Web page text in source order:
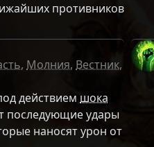
противников
, Молния, Вестник,
действием шока
последующие удары
наносят урон от